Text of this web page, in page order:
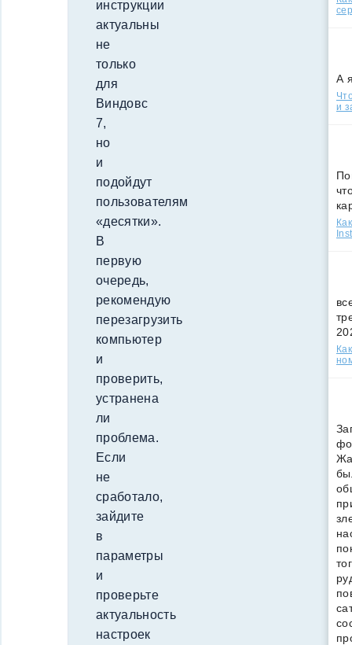
инструкции
актуальны
не
только
для
Виндовс
7,
но
и
подойдут
пользователям
«десятки».
В
первую
очередь,
рекомендую
перезагрузить
компьютер
и
проверить,
устранена
ли
проблема.
Если
не
сработало,
зайдите
в
параметры
и
проверьте
актуальность
настроек
А
и